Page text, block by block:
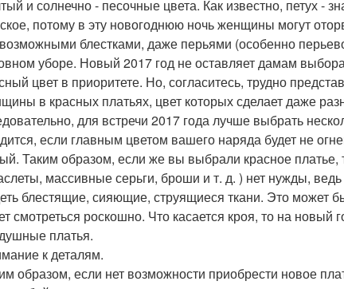
и солнечно - песочные цвета. Как известно, петух -
потому в эту новогоднюю ночь женщины могут
блестками, даже перьями (особенно
уборе. Новый 2017 год не оставляет дамам
цвет в приоритете. Но, согласитесь, трудно
в красных платьях, цвет которых сделает даже
для встречи 2017 года лучше выбрать
если главным цветом вашего наряда будет не
Таким образом, если же вы выбрали красное платье,
массивные серьги, броши и т. д. ) нет нужды,
блестящие, сияющие, струящиеся ткани. Это может
смотреться роскошно. Что касается кроя, то на
платья.
к деталям.
образом, если нет возможности приобрести новое